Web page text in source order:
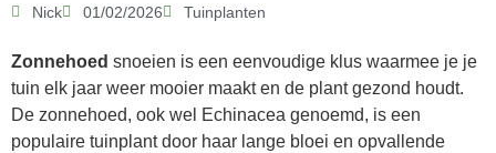
Nick 01/02/2026 Tuinplanten
Zonnehoed snoeien is een eenvoudige klus waarmee je je
tuin elk jaar weer mooier maakt en de plant gezond houdt.
De zonnehoed, ook wel Echinacea genoemd, is een
populaire tuinplant door haar lange bloei en opvallende